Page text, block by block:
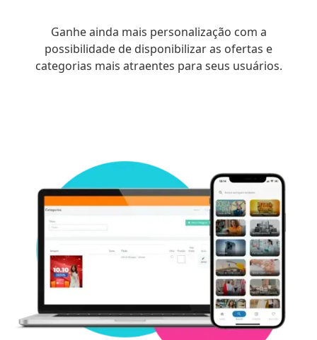
Ganhe ainda mais personalização com a
possibilidade de disponibilizar as ofertas e
categorias mais atraentes para seus usuários.